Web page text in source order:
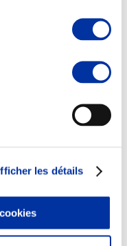
les détails